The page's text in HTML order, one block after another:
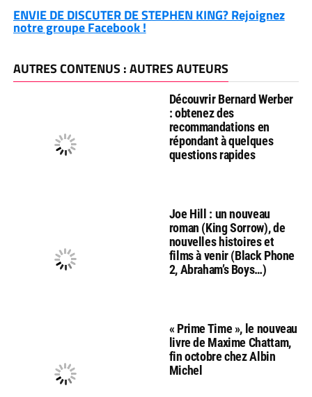
ENVIE DE DISCUTER DE STEPHEN KING? Rejoignez
notre groupe Facebook !
AUTRES CONTENUS : AUTRES AUTEURS
Découvrir Bernard Werber
: obtenez des
recommandations en
répondant à quelques
questions rapides
Joe Hill : un nouveau
roman (King Sorrow), de
nouvelles histoires et
films à venir (Black Phone
2, Abraham’s Boys…)
« Prime Time », le nouveau
livre de Maxime Chattam,
fin octobre chez Albin
Michel